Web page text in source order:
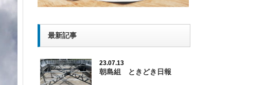
最新記事
23.07.13
朝島組 ときどき日報